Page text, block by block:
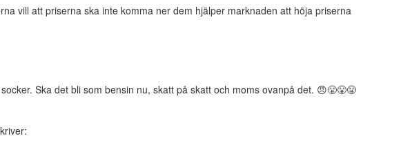
vill att priserna ska inte komma ner dem hjälper marknaden att höja priserna
Ska det bli som bensin nu, skatt på skatt och moms ovanpå det. 😠😤😤😤